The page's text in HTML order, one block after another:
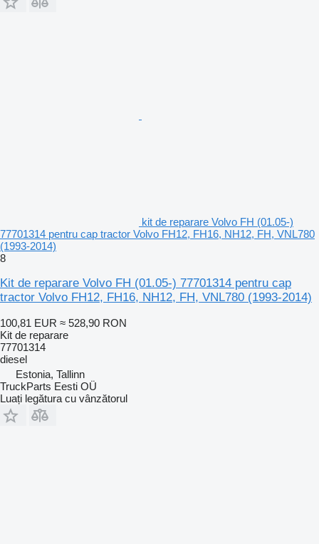
kit de reparare Volvo FH (01.05-)
77701314 pentru cap tractor Volvo FH12, FH16, NH12, FH, VNL780
(1993-2014)
8
Kit de reparare Volvo FH (01.05-) 77701314 pentru cap
tractor Volvo FH12, FH16, NH12, FH, VNL780 (1993-2014)
100,81 EUR ≈ 528,90 RON
Kit de reparare
77701314
diesel
Estonia, Tallinn
TruckParts Eesti OÜ
Luați legătura cu vânzătorul